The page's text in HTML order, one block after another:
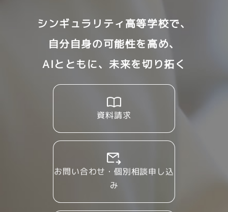
シンギュラリティ高等学校で、
自分自身の可能性を高め、
AIとともに、未来を切り拓く
資料請求
お問い合わせ・個別相談申し込
み